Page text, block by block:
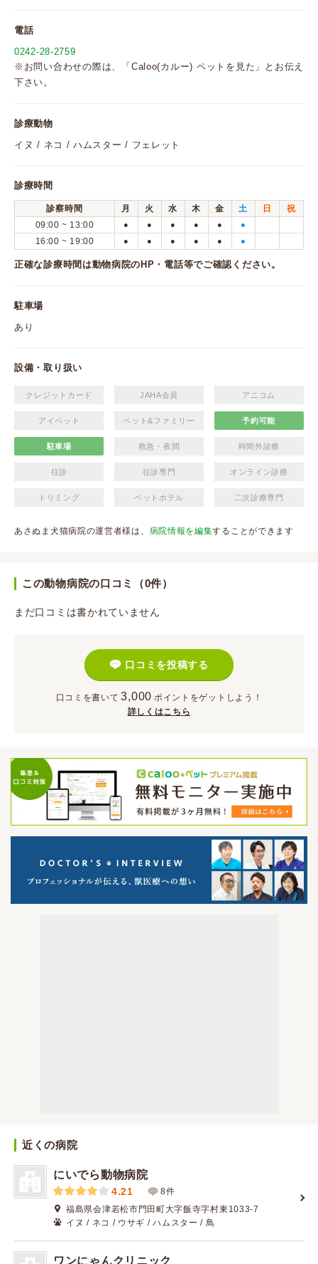
電話
0242-28-2759
※お問い合わせの際は、「Caloo(カルー) ペットを見た」とお伝え
下さい。
診療動物
イヌ / ネコ / ハムスター / フェレット
診療時間
診察時間 月 火 水 木 金 土 日
祝
09:00 ~ 13:00
● ● ● ● ● ●
16:00 ~ 19:00 ● ● ● ● ● ●
正確な診療時間は動物病院のHP・電話等でご確認ください。
駐車場
あり
設備・取り扱い
クレジットカード JAHA会員 アニコム
アイペット ペット&ファミリー 予約可能
駐車場 救急・夜間 時間外診療
往診 往診専門 オンライン診療
トリミング ペットホテル 二次診療専門
あさぬま犬猫病院の運営者様は、 病院情報を編集することができます
この動物病院の口コミ（0件）
まだ口コミは書かれていません
口コミを投稿する
口コミを書いて 3,000 ポイント をゲットしよう！
詳しくはこちら
近くの病院
にいでら動物病院
4.21
8件
福島県会津若松市門田町大字飯寺字村東1033-7
イヌ / ネコ / ウサギ / ハムスター / 鳥
ワンにゃんクリニック